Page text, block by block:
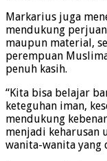
Markarius juga
mendukung
maupun material,
perempuan
penuh kasih.
“Kita bisa belajar
keteguhan iman,
mendukung
menjadi keharusan
wanita-wanita yang